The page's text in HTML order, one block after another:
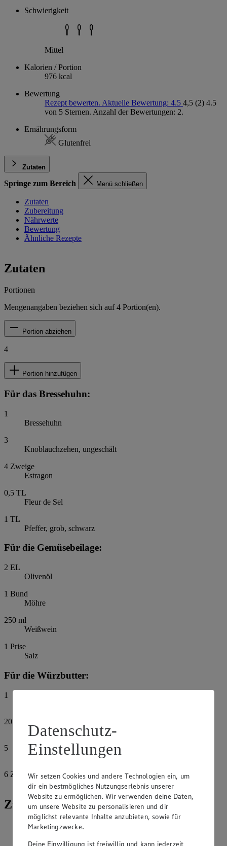
Schwierigkeit
Mittel
Kalorien / Portion
976 kcal
Bewertung
Rezept bewerten. Aktuelle Bewertung: 4.5 4,5 (2) 4.5
von 5 Sternen. Anzahl der Bewertungen: 2.
Ernährungsform
Glutenfrei
Zutaten
Springe zum Bereich Menü schließen
Zutaten
Zubereitung
Nährwerte
Bewertung
Ähnliche Rezepte
Zutaten
Portionen
Mengenangaben beziehen sich auf4 Portion(en).
Portion abziehen
4
Portion hinzufügen
Für das Bressehuhn:
1
Bressehuhn
3
Knoblauchzehen, ungeschält
4 Zweige
Estragon
0,5 TL
Fleur de Sel
1 TL
Pfeffer, grob, schwarz
Für die Gemüsebeilage:
2 EL
Olivenöl
1 Bund
Möhre
250 ml
Weißwein
1 Prise
Salz
Für die Würzbutter:
1
20
Butter, weich
5
Oliven, schwarz
6 Zweige
Estragon
Zubereitung
Das Bressehuhn (Fleischanteil ca. 1,4 kg) von Federkielen
Datenschutz-
Einstellungen
Wir setzen Cookies und andere Technologien ein, um
dir ein bestmögliches Nutzungserlebnis unserer
Website zu ermöglichen. Wir verwenden deine Daten,
um unsere Website zu personalisieren und dir
möglichst relevante Inhalte anzubieten, sowie für
Marketingzwecke.
Deine Einwilligung ist freiwillig und kann jederzeit